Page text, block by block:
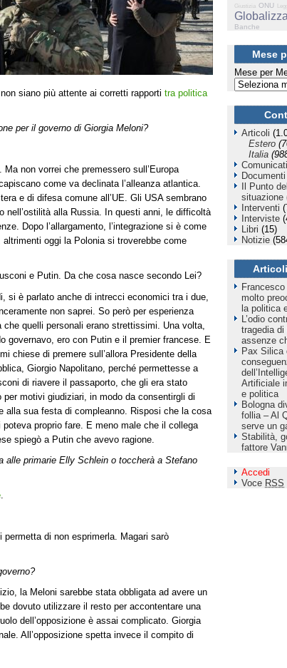
siano più attente ai corretti rapporti tra politica
per il governo di Giorgia Meloni?
non vorrei che premessero sull’Europa
come va declinata l’alleanza atlantica.
e di difesa comune all’UE. Gli USA sembrano
nell’ostilità alla Russia. In questi anni, le difficoltà
Dopo l’allargamento, l’integrazione si è come
altrimenti oggi la Polonia si troverebbe come
e Putin. Da che cosa nasce secondo Lei?
si è parlato anche di intrecci economici tra i due,
non saprei. So però per esperienza
che quelli personali erano strettissimi. Una volta,
governavo, ero con Putin e il premier francese. E
chiese di premere sull’allora Presidente della
Giorgio Napolitano, perché permettesse a
di riavere il passaporto, che gli era stato
per motivi giudiziari, in modo da consentirgli di
alla sua festa di compleanno. Risposi che la cosa
poteva proprio fare. E meno male che il collega
spiegò a Putin che avevo ragione.
alle primarie Elly Schlein o toccherà a Stefano
di non esprimerla. Magari sarò
la Meloni sarebbe stata obbligata ad avere un
dovuto utilizzare il resto per accontentare una
dell’opposizione è assai complicato. Giorgia
All’opposizione spetta invece il compito di
Giustizia ONU
Banche
Mese
Mese per
Articoli
Estero
Italia
Comunicati
Documenti
Il Punto
situazione
Interventi
Interviste
Libri (15)
Notizie
molto
la politica
L’odio
tragedia
assenze
Pax Silica
Artificiale
e politica
Bologna
follia – Al
serve un
Stabilità,
fattore
Accedi
Voce RSS